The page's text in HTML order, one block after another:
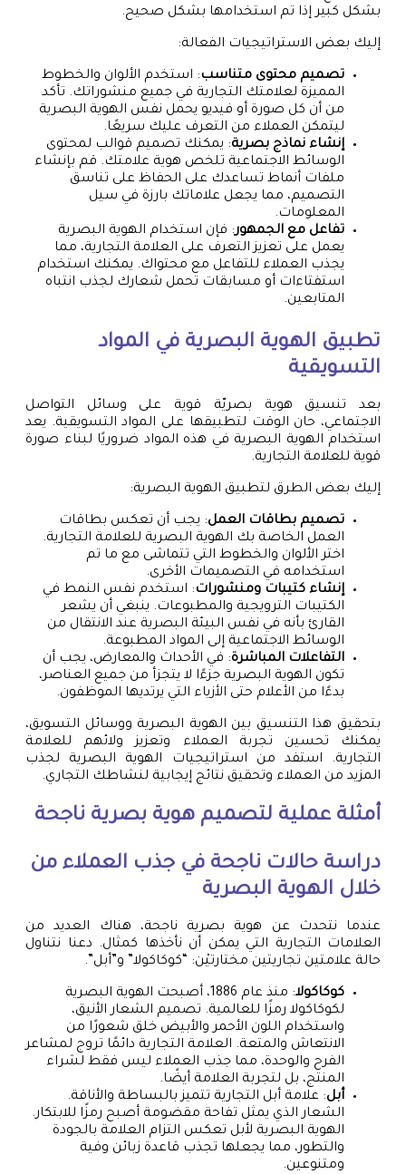
بشكل كبير إذا تم استخدامها بشكل صحيح.
إليك بعض الاستراتيجيات الفعالة:
تصميم محتوى متناسب: استخدم الألوان والخطوط
المميزة لعلامتك التجارية في جميع منشوراتك. تأكد
من أن كل صورة أو فيديو يحمل نفس الهوية البصرية
ليتمكن العملاء من التعرف عليك سريعًا.
إنشاء نماذج بصرية: يمكنك تصميم قوالب لمحتوى
الوسائط الاجتماعية تلخص هوية علامتك. قم بإنشاء
ملفات أنماط تساعدك على الحفاظ على تناسق
التصميم، مما يجعل علاماتك بارزة في سيل
المعلومات.
تفاعل مع الجمهور: فإن استخدام الهوية البصرية
يعمل على تعزيز التعرف على العلامة التجارية، مما
يجذب العملاء للتفاعل مع محتواك. يمكنك استخدام
استفتاءات أو مسابقات تحمل شعارك لجذب انتباه
المتابعين.
تطبيق الهوية البصرية في المواد
التسويقية
بعد تنسيق هوية بصريّة قوية على وسائل التواصل
الاجتماعي، حان الوقت لتطبيقها على المواد التسويقية. يعد
استخدام الهوية البصرية في هذه المواد ضروريًا لبناء صورة
قوية للعلامة التجارية.
إليك بعض الطرق لتطبيق الهوية البصرية:
تصميم بطاقات العمل: يجب أن تعكس بطاقات
العمل الخاصة بك الهوية البصرية للعلامة التجارية.
اختر الألوان والخطوط التي تتماشى مع ما تم
استخدامه في التصميمات الأخرى.
إنشاء كتيبات ومنشورات: استخدم نفس النمط في
الكتيبات الترويجية والمطبوعات. ينبغي أن يشعر
القارئ بأنه في نفس البيئة البصرية عند الانتقال من
الوسائط الاجتماعية إلى المواد المطبوعة.
التفاعلات المباشرة: في الأحداث والمعارض، يجب أن
تكون الهوية البصرية جزءًا لا يتجزأ من جميع العناصر،
بدءًا من الأعلام حتى الأزياء التي يرتديها الموظفون.
بتحقيق هذا التنسيق بين الهوية البصرية ووسائل التسويق،
يمكنك تحسين تجربة العملاء وتعزيز ولائهم للعلامة
التجارية. استفد من استراتيجيات الهوية البصرية لجذب
المزيد من العملاء وتحقيق نتائج إيجابية لنشاطك التجاري.
أمثلة عملية لتصميم هوية بصرية ناجحة
دراسة حالات ناجحة في جذب العملاء من
خلال الهوية البصرية
عندما نتحدث عن هوية بصرية ناجحة، هناك العديد من
العلامات التجارية التي يمكن أن نأخذها كمثال. دعنا نتناول
حالة علامتين تجاريتين مختارتيْن: “كوكاكولا” و”أبل”.
كوكاكولا
: منذ عام 1886، أصبحت الهوية البصرية
لكوكاكولا رمزًا للعالمية. تصميم الشعار الأنيق،
واستخدام اللون الأحمر والأبيض خلق شعورًا من
الانتعاش والمتعة. العلامة التجارية دائمًا تروج لمشاعر
الفرح والوحدة، مما جذب العملاء ليس فقط لشراء
المنتج، بل لتجربة العلامة أيضًا.
أبل: علامة أبل التجارية تتميز بالبساطة والأناقة.
الشعار الذي يمثل تفاحة مقضومة أصبح رمزًا للابتكار.
الهوية البصرية لأبل تعكس التزام العلامة بالجودة
والتطور، مما يجعلها تجذب قاعدة زبائن وفية
ومتنوعين.